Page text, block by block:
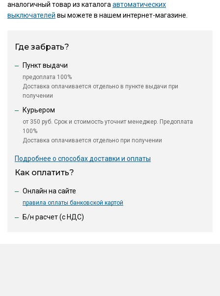
аналогичный товар из каталогаавтоматических
выключателей вы можете в нашем интернет-магазине.
Где забрать?
Пункт выдачи
предоплата 100%
Доставка оплачивается отдельно в пункте выдачи при
получении
Курьером
от 350 руб. Срок и стоимость уточнит менеджер. Предоплата
100%
Доставка оплачивается отдельно при получении
Подробнее о способах доставки и оплаты
Как оплатить?
Онлайн на сайте
правила оплаты банковской картой
Б/н расчет (c НДС)